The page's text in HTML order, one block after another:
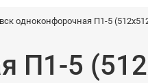
одноконфорочная П1-5
П1-5